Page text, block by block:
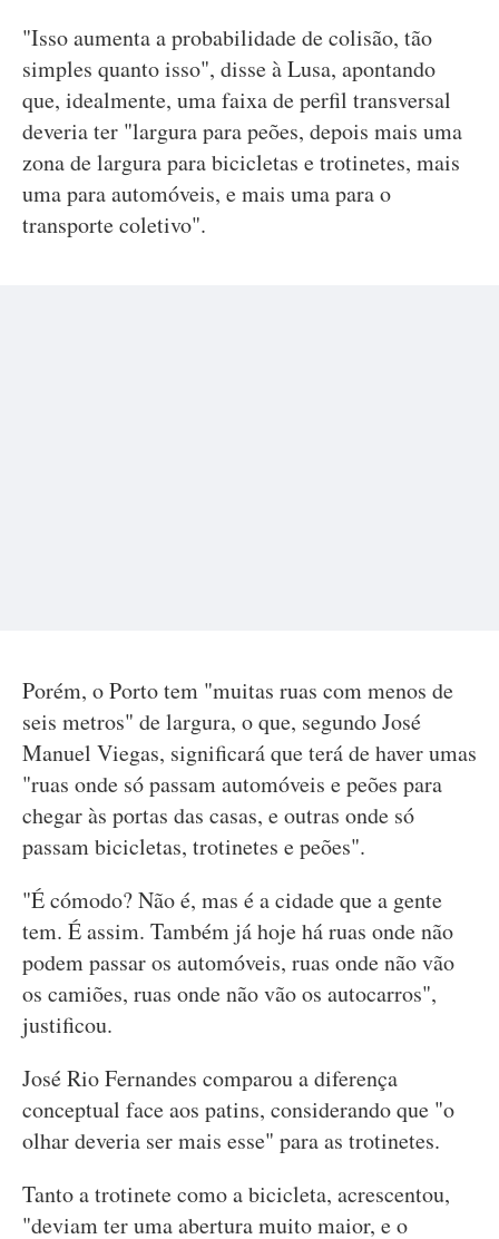
"Isso aumenta a probabilidade de colisão, tão
simples quanto isso", disse à Lusa, apontando
que, idealmente, uma faixa de perfil transversal
deveria ter "largura para peões, depois mais uma
zona de largura para bicicletas e trotinetes, mais
uma para automóveis, e mais uma para o
transporte coletivo".
Porém, o Porto tem "muitas ruas com menos de
seis metros" de largura, o que, segundo José
Manuel Viegas, significará que terá de haver umas
"ruas onde só passam automóveis e peões para
chegar às portas das casas, e outras onde só
passam bicicletas, trotinetes e peões".
"É cómodo? Não é, mas é a cidade que a gente
tem. É assim. Também já hoje há ruas onde não
podem passar os automóveis, ruas onde não vão
os camiões, ruas onde não vão os autocarros",
justificou.
José Rio Fernandes comparou a diferença
conceptual face aos patins, considerando que "o
olhar deveria ser mais esse" para as trotinetes.
Tanto a trotinete como a bicicleta, acrescentou,
"deviam ter uma abertura muito maior, e o